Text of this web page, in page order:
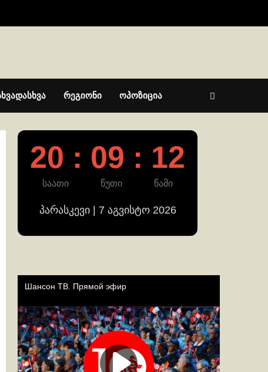
რეგიონი ოპოზიცია
20 : 09 : 13
საათი წუთი წამი
პარასკევი | 7 აგვისტო 2026